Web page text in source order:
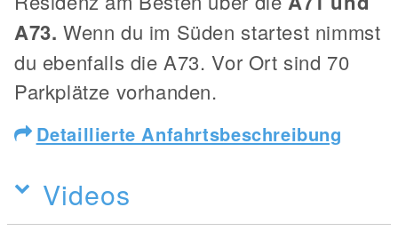
A73. Wenn du im Süden startest nimmst
du ebenfalls die A73. Vor Ort sind 70
Parkplätze vorhanden.
Detaillierte Anfahrtsbeschreibung
Videos